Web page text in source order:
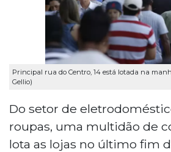
Principal rua do Centro, 14 está lotada na
Gellio)
Do setor de
roupas, uma multidão de
lota as lojas no último fim